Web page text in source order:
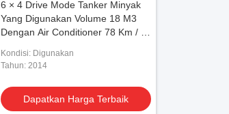
6 × 4 Drive Mode Tanker Minyak
Yang Digunakan Volume 18 M3
Dengan Air Conditioner 78 Km / H
Kondisi: Digunakan
Tahun: 2014
Dapatkan Harga Terbaik